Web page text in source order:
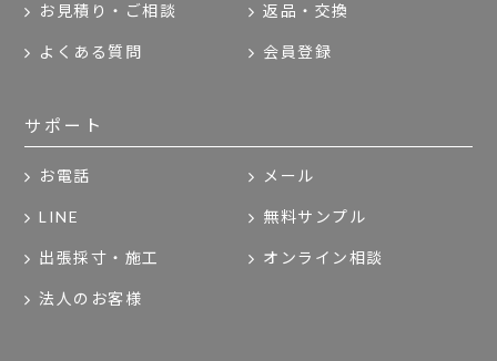
お見積り・ご相談 返品・交換
よくある質問 会員登録
サポート
お電話 メール
LINE 無料サンプル
出張採寸・施工 オンライン相談
法人のお客様